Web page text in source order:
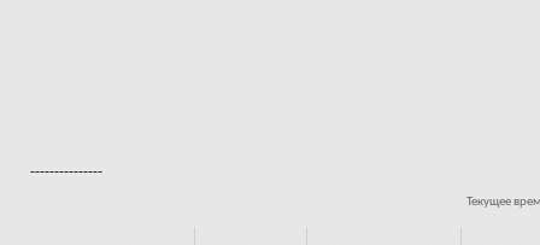
---------------
Текущее